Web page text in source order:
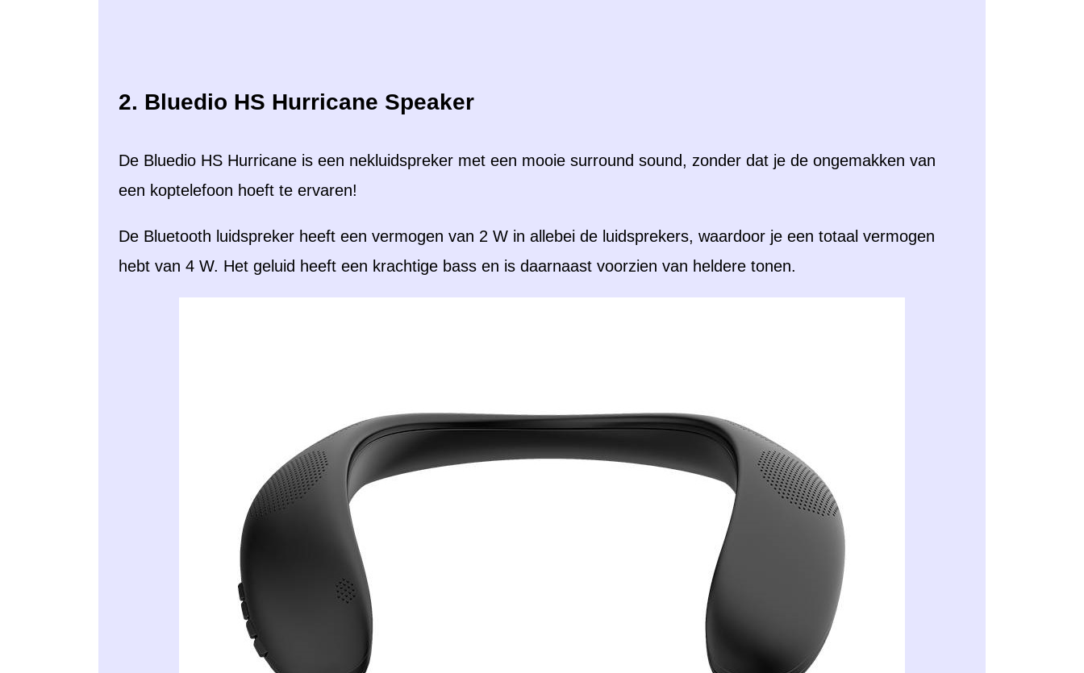
2. Bluedio HS Hurricane Speaker
De Bluedio HS Hurricane is een nekluidspreker met een mooie surround sound, zonder dat je de ongemakken van
een koptelefoon hoeft te ervaren!
De Bluetooth luidspreker heeft een vermogen van 2 W in allebei de luidsprekers, waardoor je een totaal vermogen
hebt van 4 W. Het geluid heeft een krachtige bass en is daarnaast voorzien van heldere tonen.